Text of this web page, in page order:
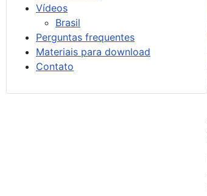
Vídeos
Brasil
Perguntas frequentes
Materiais para download
Contato